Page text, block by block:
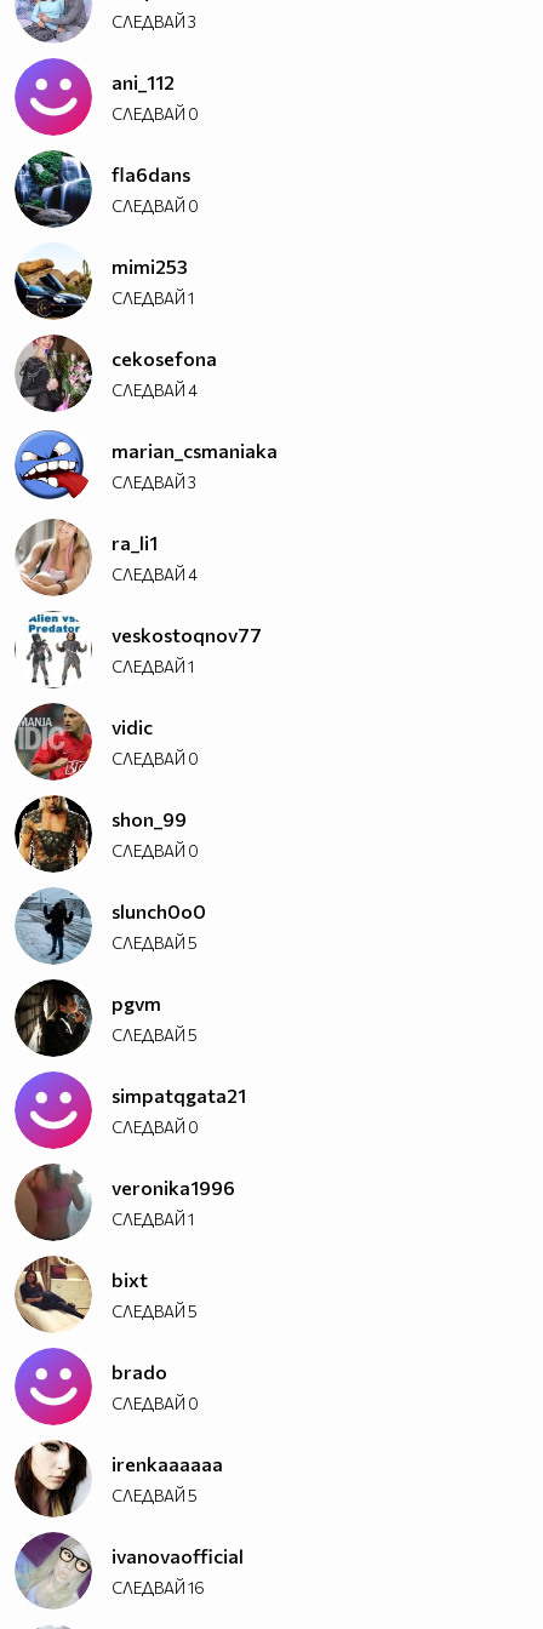
СЛЕДВАЙ3
ani_112
СЛЕДВАЙ 0
fla6dans
СЛЕДВАЙ 0
mimi253
СЛЕДВАЙ1
cekosefona
СЛЕДВАЙ4
marian_csmaniaka
СЛЕДВАЙ3
ra_li1
СЛЕДВАЙ4
veskostoqnov77
СЛЕДВАЙ1
vidic
СЛЕДВАЙ 0
shon_99
СЛЕДВАЙ 0
slunch0o0
СЛЕДВАЙ5
pgvm
СЛЕДВАЙ5
simpatqgata21
СЛЕДВАЙ 0
veronika1996
СЛЕДВАЙ1
bixt
СЛЕДВАЙ5
brado
СЛЕДВАЙ 0
irenkaaaaaa
СЛЕДВАЙ5
ivanovaofficial
СЛЕДВАЙ16